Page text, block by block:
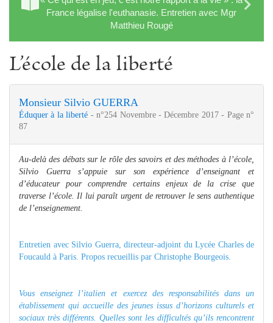
France légalise l'euthanasie. Entretien avec Mgr
Matthieu Rougé
L’école de la liberté
Monsieur Silvio GUERRA
Éduquer à la liberté - n°254 Novembre - Décembre 2017 - Page n°
87
Au-delà des débats sur le rôle des savoirs et des méthodes à l’école,
Silvio Guerra s’appuie sur son expérience d’enseignant et
d’éducateur pour comprendre certains enjeux de la crise que
traverse l’école. Il lui paraît urgent de retrouver le sens authentique
de l’enseignement.
Entretien avec Silvio Guerra, directeur-adjoint du Lycée Charles de
Foucauld à Paris. Propos recueillis par Christophe Bourgeois.
Vous enseignez l’italien et exercez des responsabilités dans un
établissement qui accueille des jeunes issus d’horizons culturels et
sociaux très différents. Quelles sont les difficultés qu’ils rencontrent